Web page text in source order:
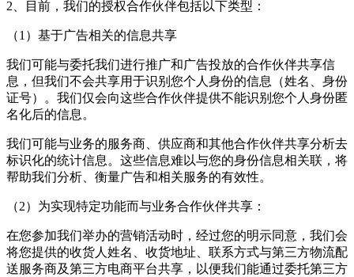
2、目前，我们的授权合作伙伴包括以下类型：
（1）基于广告相关的信息共享
我们可能与委托我们进行推广和广告投放的合作伙伴共享信
息，但我们不会共享用于识别您个人身份的信息（姓名、身份
证号）。我们仅会向这些合作伙伴提供不能识别您个人身份匿
名化后的信息。
我们可能与业务的服务商、供应商和其他合作伙伴共享分析去
标识化的统计信息。这些信息难以与您的身份信息相关联，将
帮助我们分析、衡量广告和相关服务的有效性。
（2）为实现特定功能而与业务合作伙伴共享：
在您参加我们举办的营销活动时，经过您的明示同意，我们会
将您提供的收货人姓名、收货地址、联系方式与第三方物流配
送服务商及第三方电商平台共享，以便我们能通过委托第三方